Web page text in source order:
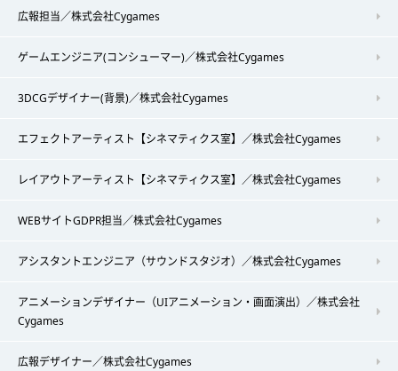
広報担当／株式会社Cygames
ゲームエンジニア(コンシューマー)／株式会社Cygames
3DCGデザイナー(背景)／株式会社Cygames
エフェクトアーティスト【シネマティクス室】／株式会社Cygames
レイアウトアーティスト【シネマティクス室】／株式会社Cygames
WEBサイトGDPR担当／株式会社Cygames
アシスタントエンジニア（サウンドスタジオ）／株式会社Cygames
アニメーションデザイナー（UIアニメーション・画面演出）／株式会社
Cygames
広報デザイナー／株式会社Cygames